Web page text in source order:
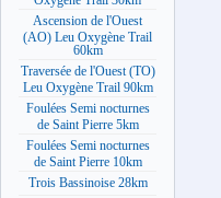
Ascension de l'Ouest
(AO) Leu Oxygène Trail
60km
Traversée de l'Ouest (TO)
Leu Oxygène Trail 90km
Foulées Semi nocturnes
de Saint Pierre 5km
Foulées Semi nocturnes
de Saint Pierre 10km
Trois Bassinoise 28km